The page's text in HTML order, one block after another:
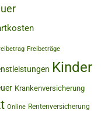
Freibeträge
Kinder
Krankenversicherung
Online Rentenversicherung